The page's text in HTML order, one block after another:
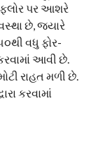
ફ્લોર પર આશરે
છે, જ્યારે
વધુ ફોર-
આવી છે.
રાહત મળી છે.
કરવામાં